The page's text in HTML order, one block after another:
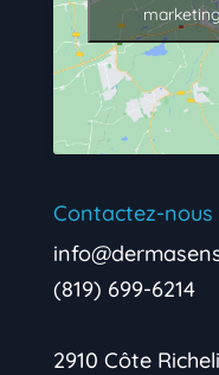
Contactez-nous
(819) 699-6214
2910 Côte